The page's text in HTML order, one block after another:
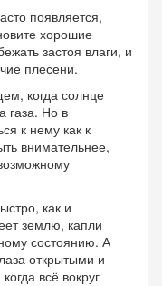
появляется,
хорошие
застоя влаги, и
плесени.
когда солнце
газа. Но в
к нему как к
внимательнее,
как и
землю, капли
состоянию. А
открытыми и
всё вокруг